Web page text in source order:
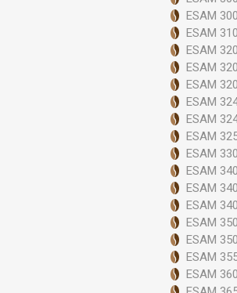
ESAM
ESAM
ESAM
ESAM
ESAM
ESAM
ESAM
ESAM
ESAM
ESAM
ESAM
ESAM
ESAM
ESAM
ESAM
ESAM